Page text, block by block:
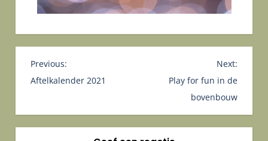
B
e
i
c
Previous:
Aftelkalender 2021
Next:
Play for fun in de
bovenbouw